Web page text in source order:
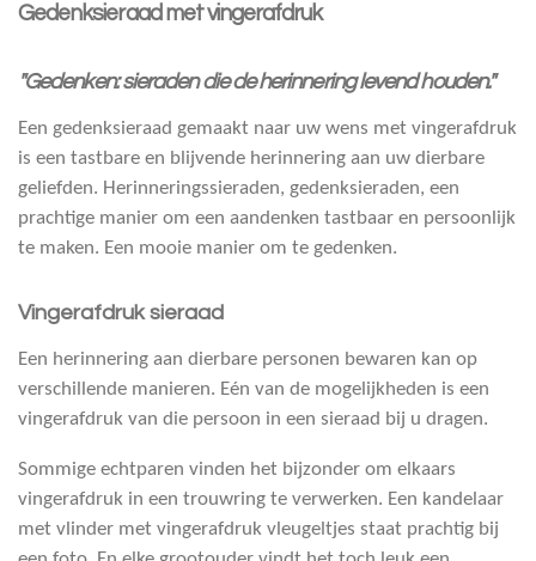
Gedenksieraad met vingerafdruk
"Gedenken: sieraden die de herinnering levend houden."
Een gedenksieraad gemaakt naar uw wens met vingerafdruk
is een tastbare en blijvende herinnering aan uw dierbare
geliefden. Herinneringssieraden, gedenksieraden, een
prachtige manier om een aandenken tastbaar en persoonlijk
te maken. Een mooie manier om te gedenken.
Vingerafdruk sieraad
Een herinnering aan dierbare personen bewaren kan op
verschillende manieren. Eén van de mogelijkheden is een
vingerafdruk van die persoon in een sieraad bij u dragen.
Sommige echtparen vinden het bijzonder om elkaars
vingerafdruk in een trouwring te verwerken. Een kandelaar
met vlinder met vingerafdruk vleugeltjes staat prachtig bij